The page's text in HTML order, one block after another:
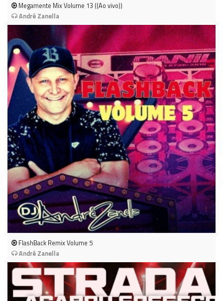
Megamente Mix Volume 13 ((Ao vivo))
André Zanella
FlashBack Remix Volume 5
André Zanella